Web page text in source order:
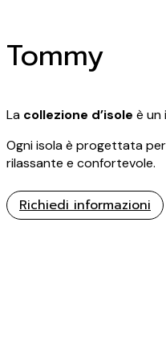
Tommy
La collezione d’isole è un
Ogni isola è progettata
rilassante e confortevole.
Richiedi informazioni